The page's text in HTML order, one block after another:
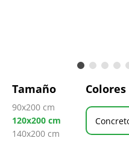
Tamaño
90x200 cm
120x200 cm
140x200 cm
Colores